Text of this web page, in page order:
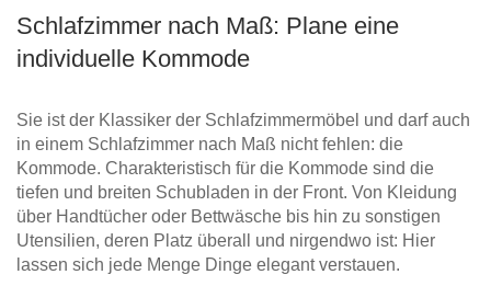
Schlafzimmer nach Maß: Plane eine
individuelle Kommode
Sie ist der Klassiker der Schlafzimmermöbel und darf auch
in einem Schlafzimmer nach Maß nicht fehlen: die
Kommode. Charakteristisch für die Kommode sind die
tiefen und breiten Schubladen in der Front. Von Kleidung
über Handtücher oder Bettwäsche bis hin zu sonstigen
Utensilien, deren Platz überall und nirgendwo ist: Hier
lassen sich jede Menge Dinge elegant verstauen.